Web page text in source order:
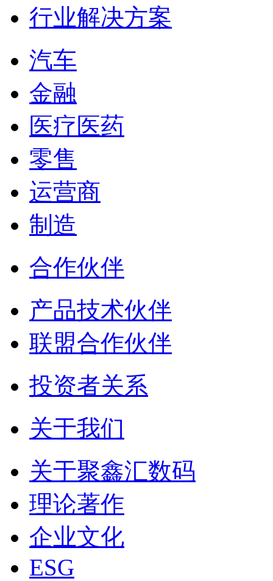
行业解决方案
汽车
金融
医疗医药
零售
运营商
制造
合作伙伴
产品技术伙伴
联盟合作伙伴
投资者关系
关于我们
关于聚鑫汇数码
理论著作
企业文化
ESG